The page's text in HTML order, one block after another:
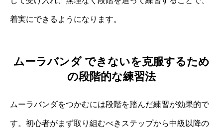
着実にできるようになります。
ムーラバンダ できないを克服するため
の段階的な練習法
ムーラバンダをつかむには段階を踏んだ練習が効果的で
す。初心者がまず取り組むべきステップから中級以降の